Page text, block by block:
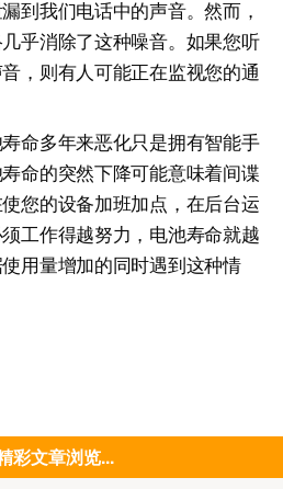
到我们电话中的声音。然而，
乎消除了这种噪音。如果您听
，则有人可能正在监视您的通
命多年来恶化只是拥有智能手
命的突然下降可能意味着间谍
您的设备加班加点，在后台运
工作得越努力，电池寿命就越
用量增加的同时遇到这种情
彩文章浏览...